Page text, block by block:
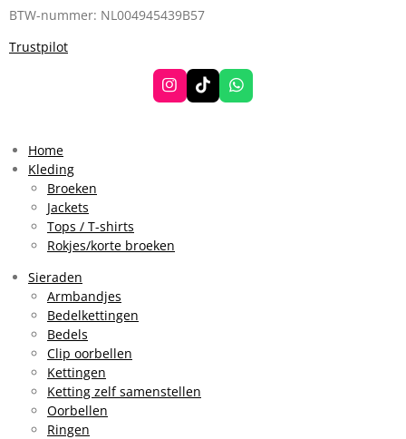
BTW-nummer: NL004945439B57
Trustpilot
I
n
T
i
W
h
Home
Kleding
Broeken
Jackets
Tops / T-shirts
Rokjes/korte broeken
Sieraden
Armbandjes
Bedelkettingen
Bedels
Clip oorbellen
Kettingen
Ketting zelf samenstellen
Oorbellen
Ringen